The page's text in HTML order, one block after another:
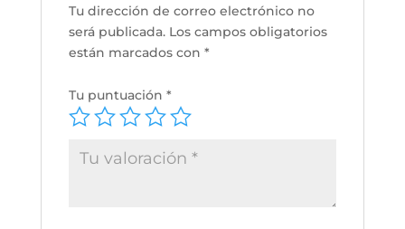
Tu dirección de correo electrónico no
será publicada. Los campos obligatorios
están marcados con *
Tu puntuación *